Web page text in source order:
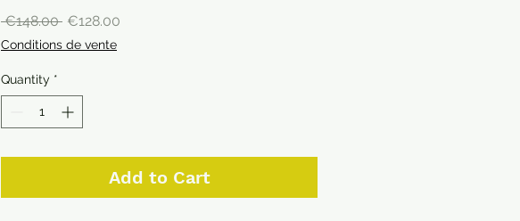
€148.00 Regular
Price
€128.00
Conditions de vente
Quantity *
Add to Cart